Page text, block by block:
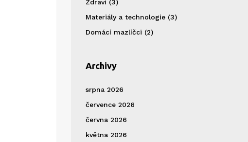
Zdraví (3)
Materiály a technologie (3)
Domácí mazlíčci (2)
Archivy
srpna 2026
července 2026
června 2026
května 2026